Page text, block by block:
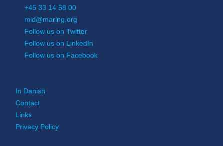
+45 33 14 58 00
mid@maring.org
Follow us on Twitter
Follow us on LinkedIn
Follow us on Facebook
In Danish
Contact
Links
Privacy Policy